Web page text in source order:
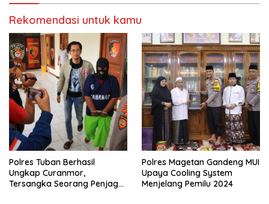
Rekomendasi untuk kamu
Polres Tuban Berhasil
Ungkap Curanmor,
Tersangka Seorang Penjaga
Polres Magetan Gandeng MUI
Upaya Cooling System
Menjelang Pemilu 2024